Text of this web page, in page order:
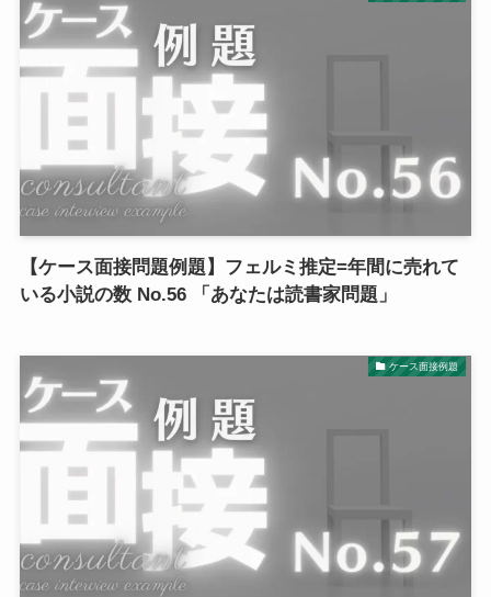
【ケース面接問題例題】フェルミ推定=年間に売れて
いる小説の数 No.56 「あなたは読書家問題」
ケース面接例題